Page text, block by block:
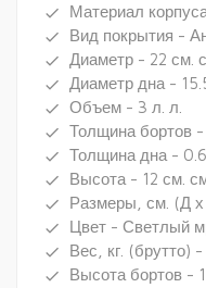
done Материал
done Вид покрытия -
done Диаметр - 22 см.
done Диаметр дна -
done Объем - 3 л. л.
done Толщина бортов
done Толщина дна -
done Высота - 12 см.
done Размеры, см. (Д
done Цвет - Светлый
done Вес, кг. (брутто) -
done Высота бортов -